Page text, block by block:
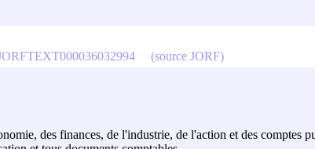
des finances, de l'industrie, de l'action et des comptes
(source JORF)